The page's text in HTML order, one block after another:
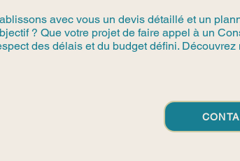
avec vous un devis détaillé et un
? Que votre projet de faire appel à un
des délais et du budget défini.